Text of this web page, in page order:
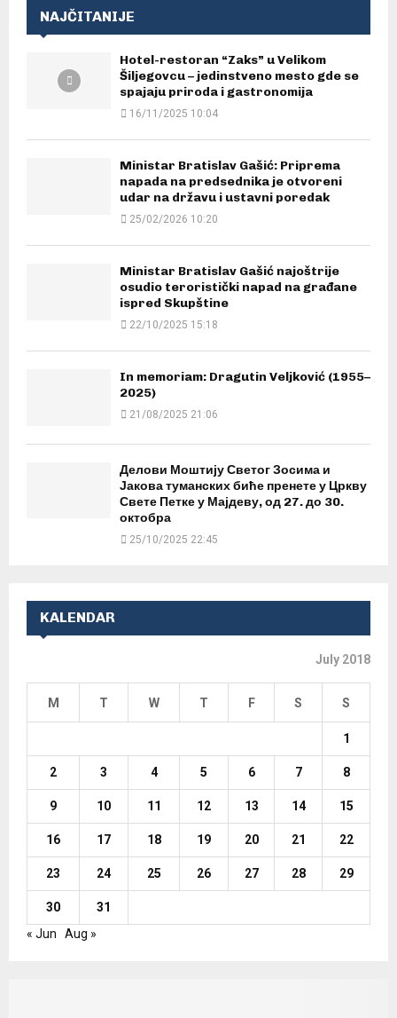
NAJČITANIJE
Hotel-restoran “Zaks” u Velikom
Šiljegovcu – jedinstveno mesto gde se
spajaju priroda i gastronomija
16/11/2025 10:04
Ministar Bratislav Gašić: Priprema
napada na predsednika je otvoreni
udar na državu i ustavni poredak
25/02/2026 10:20
Ministar Bratislav Gašić najoštrije
osudio teroristički napad na građane
ispred Skupštine
22/10/2025 15:18
In memoriam: Dragutin Veljković (1955–
2025)
21/08/2025 21:06
Делови Моштију Светог Зосима и
Јакова туманских биће пренете у Цркву
Свете Петке у Мајдеву, од 27. до 30.
октобра
25/10/2025 22:45
KALENDAR
July 2018
M T W T F S S
1
2 3 4 5 6 7 8
9 10 11 12 13 14 15
16 17 18 19 20 21 22
23 24 25 26 27 28 29
30
31
« Jun
Aug »